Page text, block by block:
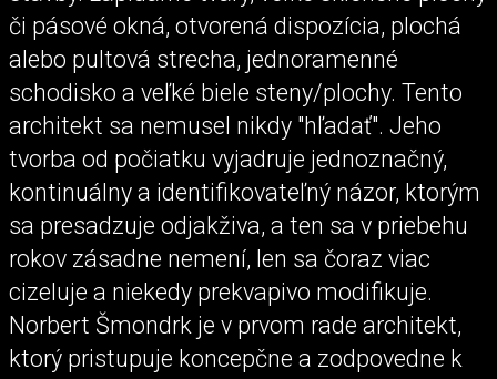
či pásové okná, otvorená dispozícia, plochá
alebo pultová strecha, jednoramenné
schodisko a veľké biele steny/plochy. Tento
architekt sa nemusel nikdy "hľadať". Jeho
tvorba od počiatku vyjadruje jednoznačný,
kontinuálny a identifikovateľný názor, ktorým
sa presadzuje odjakživa, a ten sa v priebehu
rokov zásadne nemení, len sa čoraz viac
cizeluje a niekedy prekvapivo modifikuje.
Norbert Šmondrk je v prvom rade architekt,
ktorý pristupuje koncepčne a zodpovedne k